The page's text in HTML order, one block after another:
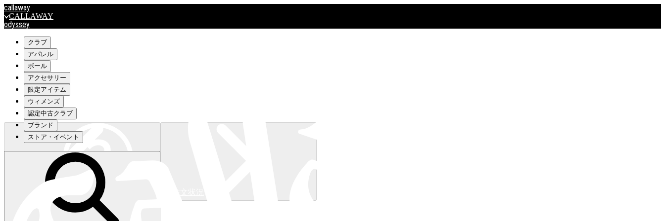
callaway
CALLAWAY
odyssey
travismathew
outlet
OUTLET
キャロウェイアパレルはこちら>>>
キャロウェイアパレルはこちら>>>
クラブ
アパレル
ボール
アクセサリー
限定アイテム
ウィメンズ
認定中古クラブ
ブランド
ストア・イベント